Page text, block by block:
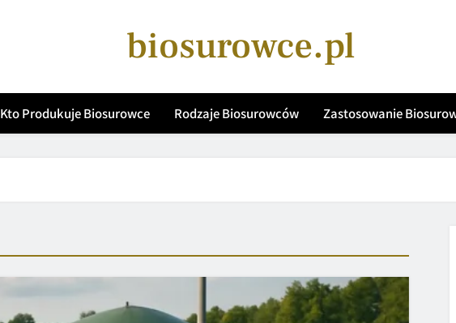
biosurowce.pl
Kto Produkuje Biosurowce Rodzaje Biosurowców Zastosowanie